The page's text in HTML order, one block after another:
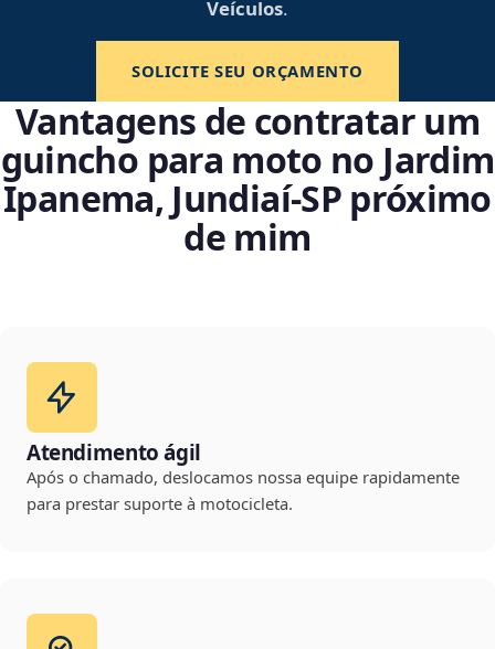
Veículos.
SOLICITE SEU ORÇAMENTO
Vantagens de contratar um
guincho para moto no Jardim
Ipanema, Jundiaí‑SP próximo
de mim
Atendimento ágil
Após o chamado, deslocamos nossa equipe rapidamente
para prestar suporte à motocicleta.